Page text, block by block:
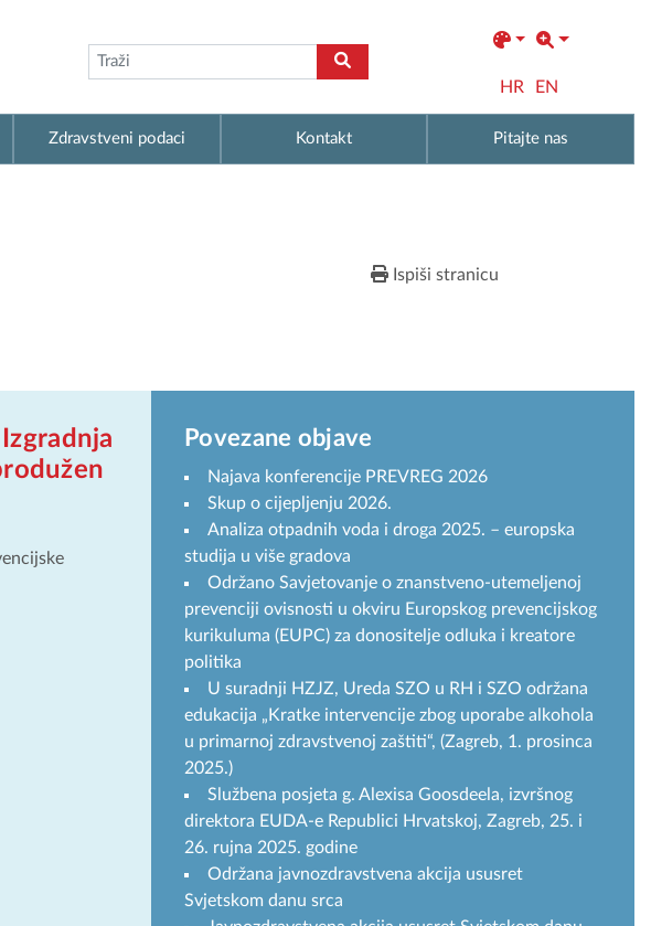
HR EN
Zdravstveni podaci Kontakt Pitajte nas
Ispiši stranicu
Povezane objave
Najava konferencije PREVREG 2026
Skup o cijepljenju 2026.
Analiza otpadnih voda i droga 2025. – europska
studija u više gradova
Održano Savjetovanje o znanstveno-utemeljenoj
prevenciji ovisnosti u okviru Europskog prevencijskog
kurikuluma (EUPC) za donositelje odluka i kreatore
politika
U suradnji HZJZ, Ureda SZO u RH i SZO održana
edukacija „Kratke intervencije zbog uporabe alkohola
u primarnoj zdravstvenoj zaštiti“, (Zagreb, 1. prosinca
2025.)
Službena posjeta g. Alexisa Goosdeela, izvršnog
direktora EUDA-e Republici Hrvatskoj, Zagreb, 25. i
26. rujna 2025. godine
Održana javnozdravstvena akcija ususret
Svjetskom danu srca